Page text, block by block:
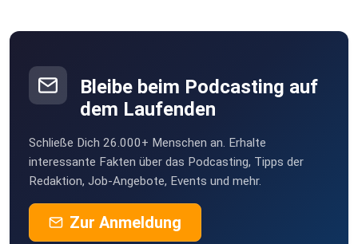
Bleibe beim Podcasting auf
dem Laufenden
Schließe Dich 26.000+ Menschen an. Erhalte
interessante Fakten über das Podcasting, Tipps der
Redaktion, Job-Angebote, Events und mehr.
Zur Anmeldung